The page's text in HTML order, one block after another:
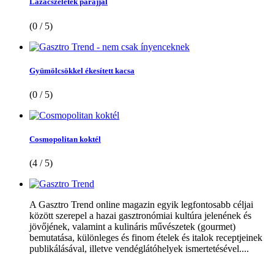
(0 / 5)
Gyümölcsökkel ékesített kacsa
(0 / 5)
Cosmopolitan koktél
(4 / 5)
A Gasztro Trend online magazin egyik legfontosabb céljai
között szerepel a hazai gasztronómiai kultúra jelenének és
jövőjének, valamint a kulináris művészetek (gourmet)
bemutatása, különleges és finom ételek és italok receptjeinek
publikálásával, illetve vendéglátóhelyek ismertetésével....